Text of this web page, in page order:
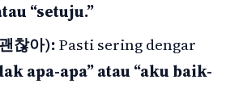
“setuju.”
찮아):Pasti sering dengar
apa-apa” atau “aku baik-